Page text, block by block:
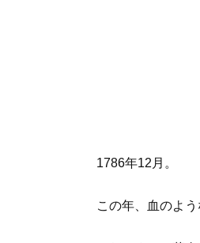
1786年12月。
この年、血のよ